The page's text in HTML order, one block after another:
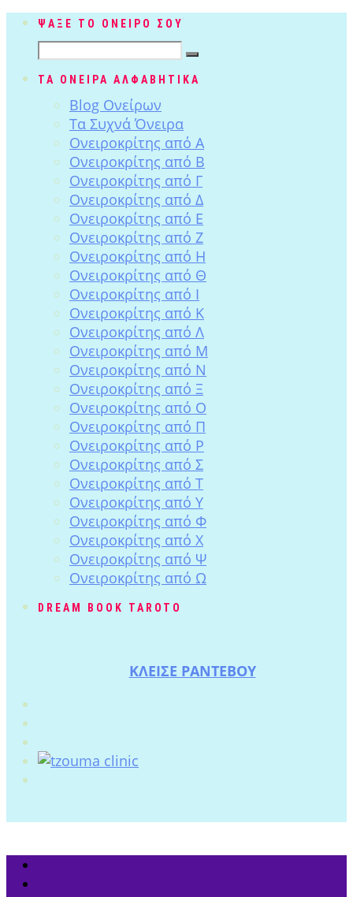
ΨΑΞΕ ΤΟ ΟΝΕΙΡΟ ΣΟΥ
ΤΑ ΟΝΕΙΡΑ ΑΛΦΑΒΗΤΙΚΑ
Blog Ονείρων
Tα Συχνά Όνειρα
Ονειροκρίτης από Α
Ονειροκρίτης από Β
Ονειροκρίτης από Γ
Ονειροκρίτης από Δ
Ονειροκρίτης από Ε
Ονειροκρίτης από Ζ
Ονειροκρίτης από Η
Ονειροκρίτης από Θ
Ονειροκρίτης από Ι
Ονειροκρίτης από Κ
Ονειροκρίτης από Λ
Ονειροκρίτης από Μ
Ονειροκρίτης από Ν
Ονειροκρίτης από Ξ
Ονειροκρίτης από Ο
Ονειροκρίτης από Π
Ονειροκρίτης από Ρ
Ονειροκρίτης από Σ
Ονειροκρίτης από Τ
Ονειροκρίτης από Υ
Ονειροκρίτης από Φ
Ονειροκρίτης από Χ
Ονειροκρίτης από Ψ
Ονειροκρίτης από Ω
DREAM BOOK TAROTO
ΚΛΕΙΣΕ ΡΑΝΤΕΒΟΥ